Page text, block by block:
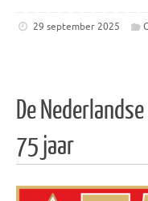
29 september 2025
De
75 jaar